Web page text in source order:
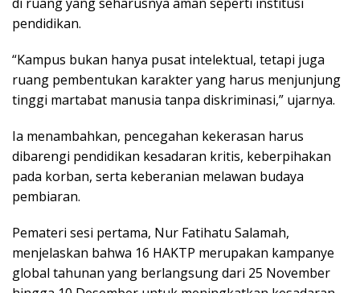
pendidikan.
“Kampus bukan hanya pusat intelektual, tetapi juga
ruang pembentukan karakter yang harus menjunjung
tinggi martabat manusia tanpa diskriminasi,” ujarnya.
Ia menambahkan, pencegahan kekerasan harus
dibarengi pendidikan kesadaran kritis, keberpihakan
pada korban, serta keberanian melawan budaya
pembiaran.
Pemateri sesi pertama, Nur Fatihatu Salamah,
menjelaskan bahwa 16 HAKTP merupakan kampanye
global tahunan yang berlangsung dari 25 November